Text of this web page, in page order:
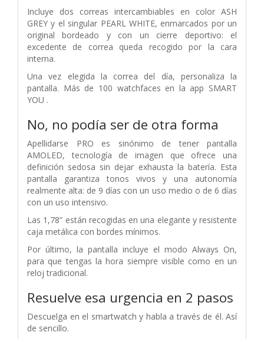
Incluye dos correas intercambiables en color ASH
GREY y el singular PEARL WHITE, enmarcados por un
original bordeado y con un cierre deportivo: el
excedente de correa queda recogido por la cara
interna.
Una vez elegida la correa del día, personaliza la
pantalla. Más de 100 watchfaces en la app SMART
YOU .
No, no podía ser de otra forma
Apellidarse PRO es sinónimo de tener pantalla
AMOLED, tecnología de imagen que ofrece una
definición sedosa sin dejar exhausta la batería. Esta
pantalla garantiza tonos vivos y una autonomía
realmente alta: de 9 días con un uso medio o de 6 días
con un uso intensivo.
Las 1,78” están recogidas en una elegante y resistente
caja metálica con bordes mínimos.
Por último, la pantalla incluye el modo Always On,
para que tengas la hora siempre visible como en un
reloj tradicional.
Resuelve esa urgencia en 2 pasos
Descuelga en el smartwatch y habla a través de él. Así
de sencillo.